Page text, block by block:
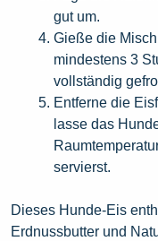
gut um.
Gieße die
mindestens 3
vollständig
Entferne die
lasse das
servierst.
Dieses Hunde-Eis
Erdnussbutter und